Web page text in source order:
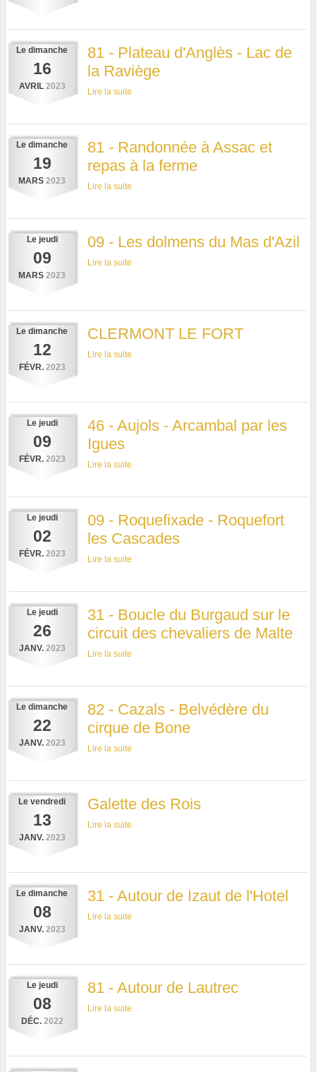
Le dimanche
16
AVRIL 2023
81 - Plateau d'Anglès - Lac de
la Raviège
Lire la suite
Le dimanche
19
MARS 2023
81 - Randonnée à Assac et
repas à la ferme
Lire la suite
Le jeudi
09
MARS 2023
09 - Les dolmens du Mas d'Azil
Lire la suite
Le dimanche
12
FÉVR. 2023
CLERMONT LE FORT
Lire la suite
Le jeudi
09
FÉVR. 2023
46 - Aujols - Arcambal par les
Igues
Lire la suite
Le jeudi
02
FÉVR. 2023
09 - Roquefixade - Roquefort
les Cascades
Lire la suite
Le jeudi
26
JANV. 2023
31 - Boucle du Burgaud sur le
circuit des chevaliers de Malte
Lire la suite
Le dimanche
22
JANV. 2023
82 - Cazals - Belvédère du
cirque de Bone
Lire la suite
Le vendredi
13
JANV. 2023
Galette des Rois
Lire la suite
Le dimanche
08
JANV. 2023
31 - Autour de Izaut de l'Hotel
Lire la suite
Le jeudi
08
DÉC. 2022
81 - Autour de Lautrec
Lire la suite